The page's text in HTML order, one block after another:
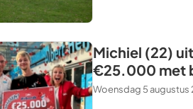
Michiel (22)
€25.000 met
Woensdag 5 augustus